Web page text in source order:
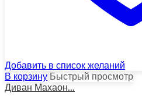
Добавить в список желаний
В корзину Быстрый просмотр
Диван Махаон...